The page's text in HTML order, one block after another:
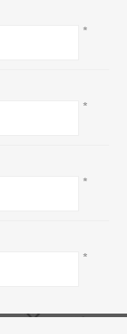
*
*
*
*